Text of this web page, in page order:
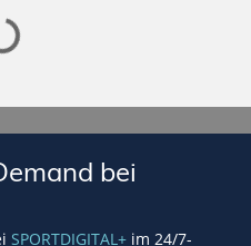
bei
SPORTDIGITAL+im 24/7-